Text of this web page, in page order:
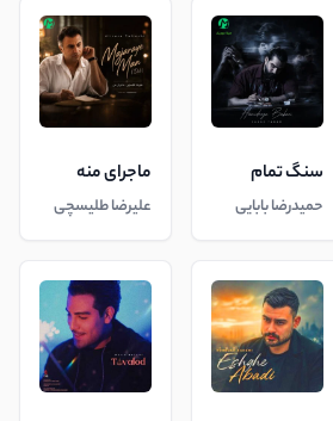
سنگ تمام
حمیدرضا بابایی
ماجرای منه
علیرضا طلیسچی